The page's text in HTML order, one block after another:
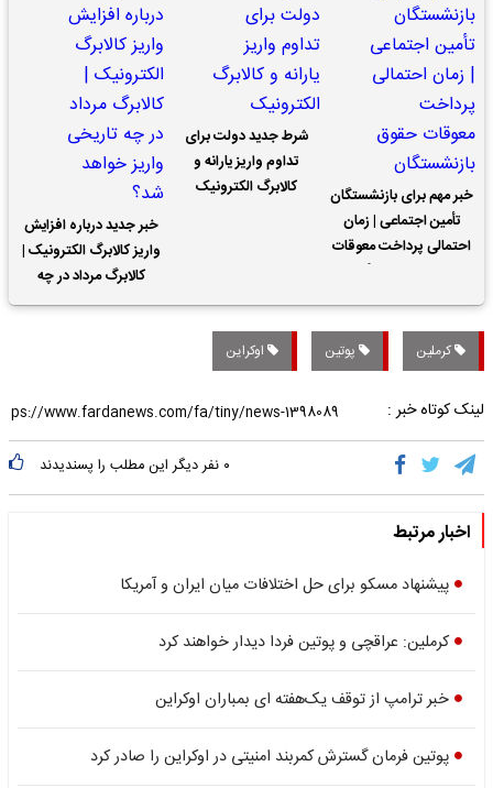
خبر مهم برای بازنشستگان
تأمین اجتماعی | زمان
احتمالی پرداخت معوقات
شرط جدید دولت برای
تداوم واریز یارانه و
کالابرگ الکترونیک
خبر جدید درباره افزایش
واریز کالابرگ الکترونیک |
کالابرگ مرداد در چه
تاریخی واریز خواهد شد؟
کرملین پوتین اوکراین
لینک کوتاه خبر :
۰ نفر دیگر این مطلب را پسندیدند
اخبار مرتبط
پیشنهاد مسکو برای حل اختلافات میان ایران و آمریکا
کرملین: عراقچی و پوتین فردا دیدار خواهند کرد
خبر ترامپ از توقف یک‌هفته ای بمباران اوکراین
پوتین فرمان گسترش کمربند امنیتی در اوکراین را صادر کرد